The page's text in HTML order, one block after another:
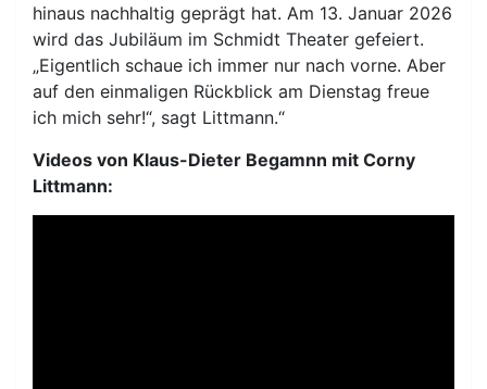
hinaus nachhaltig geprägt hat. Am 13. Januar 2026
wird das Jubiläum im Schmidt Theater gefeiert.
„Eigentlich schaue ich immer nur nach vorne. Aber
auf den einmaligen Rückblick am Dienstag freue
ich mich sehr!“, sagt Littmann.“
Videos von Klaus-Dieter Begamnn mit Corny
Littmann: